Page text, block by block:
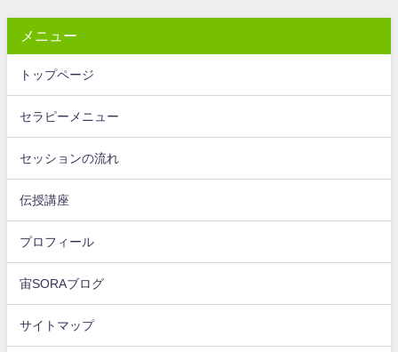
メニュー
トップページ
セラピーメニュー
セッションの流れ
伝授講座
プロフィール
宙SORAブログ
サイトマップ